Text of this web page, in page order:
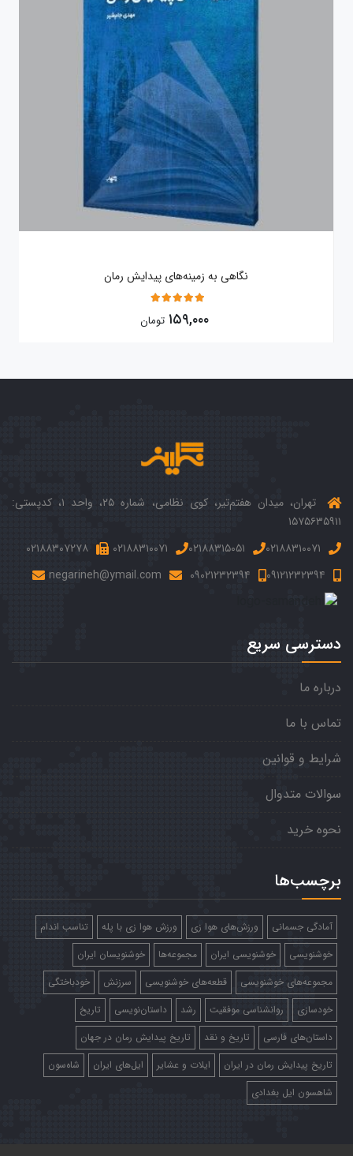
نگاهی به زمینه‌های پیدایش رمان
5
۱۵۹,۰۰۰ تومان
تهران، میدان هفتم‌‌تیر، کوی نظامی، شماره ۲۵، واحد ۱، کدپستی:
۱۵۷۵۶۳۵۹۱۱
۰۲۱۸۸۳۱۰۰۷۱
۰۲۱۸۸۳۱۵۰۵۱ ۰۲۱۸۸۳۱۰۰۷۱
۰۲۱۸۸۳۰۷۲۷۸
۰۹۱۲۱۲۳۲۳۹۴
۰۹۰۲۱۲۳۲۳۹۴ negarineh@ymail.com
دسترسی سریع
درباره ما
تماس با ما
شرایط و قوانین
سوالات متدوال
نحوه خرید
برچسب‌ها
آمادگی جسمانی ورزش‌های هوا زی ورزش هوا زی با پله
تناسب اندام
خوشنویسی
خوشنویسی ایران مجموعه‌ها
خوشنویسان ایران
مجموعه‌های خوشنویسی
قطعه‌های خوشنویسی سرزنش
خودباختگی
خودسازی
روانشناسی موفقیت رشد داستان‌نویسی
تاریخ
داستان‌های فارسی
تاریخ و نقد
تاریخ پیدایش رمان در جهان
تاریخ پیدایش رمان در ایران
ایلات و عشایر ایل‌های ایران
شاه‌سون
شاهسون ایل بغدادی